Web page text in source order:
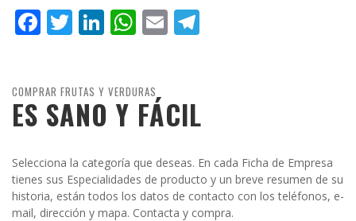
Facebook
Twitter
LinkedIn
WhatsApp
Email
COMPRAR FRUTAS Y VERDURAS
ES SANO Y FÁCIL
Selecciona la categoría que deseas. En cada Ficha de Empresa
tienes sus Especialidades de producto y un breve resumen de su
historia, están todos los datos de contacto con los teléfonos, e-
mail, dirección y mapa. Contacta y compra.